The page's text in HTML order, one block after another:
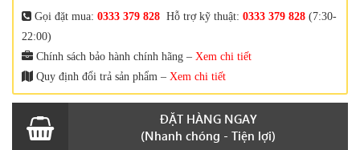
Gọi đặt mua: 0333 379 828 Hỗ trợ kỹ thuật: 0333 379 828 (7:30-
22:00)
Chính sách bảo hành chính hãng – Xem chi tiết
Quy định đổi trả sản phẩm – Xem chi tiết
ĐẶT HÀNG NGAY
(Nhanh chóng - Tiện lợi)